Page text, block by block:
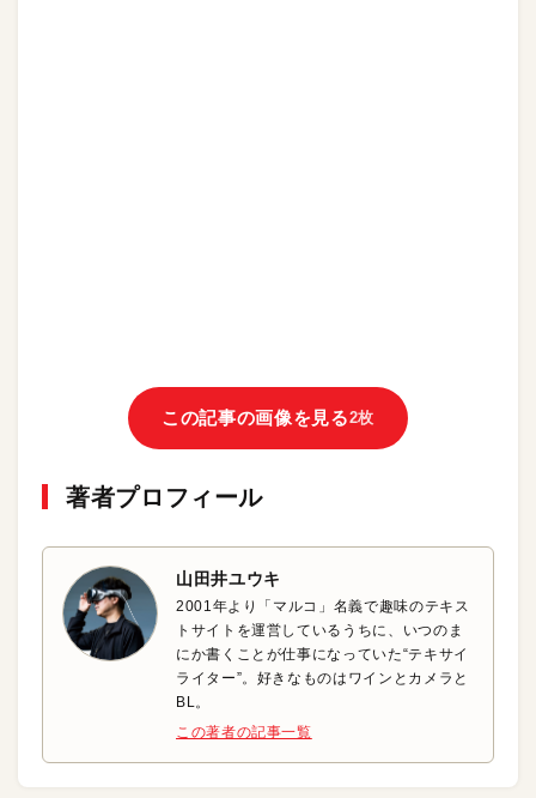
この記事の画像を見る2枚
著者プロフィール
山田井ユウキ
2001年より「マルコ」名義で趣味のテキス
トサイトを運営しているうちに、いつのま
にか書くことが仕事になっていた“テキサイ
ライター”。好きなものはワインとカメラと
BL。
この著者の記事一覧